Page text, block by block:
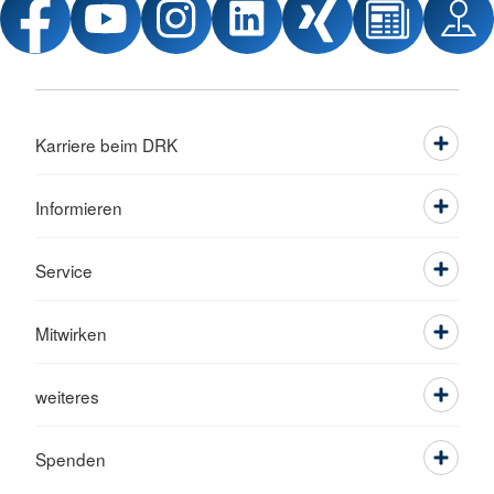
Karriere beim DRK
Informieren
Service
Mitwirken
weiteres
Spenden